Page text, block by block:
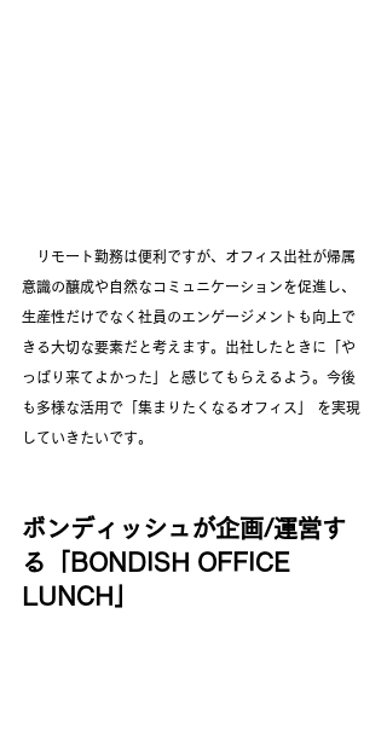
リモート勤務は便利ですが、オフィス出社が帰属
意識の醸成や自然なコミュニケーションを促進し、
生産性だけでなく社員のエンゲージメントも向上で
きる大切な要素だと考えます。出社したときに「や
っぱり来てよかった」と感じてもらえるよう。今後
も多様な活用で「集まりたくなるオフィス」 を実現
していきたいです。
ボンディッシュが企画/運営す
る「BONDISH OFFICE
LUNCH」